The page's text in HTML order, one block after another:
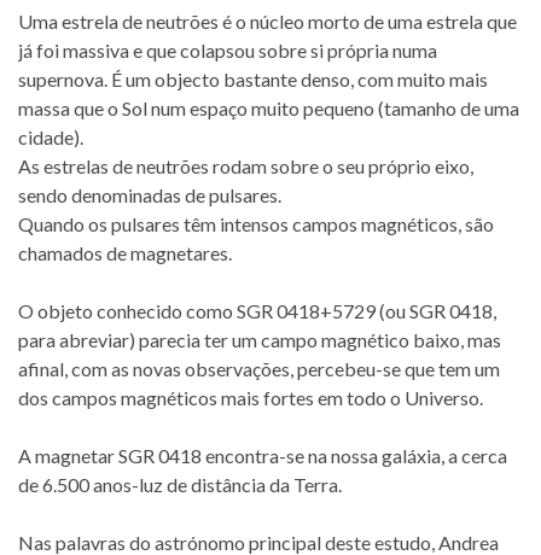
Uma estrela de neutrões é o núcleo morto de uma estrela que
já foi massiva e que colapsou sobre si própria numa
supernova. É um objecto bastante denso, com muito mais
massa que o Sol num espaço muito pequeno (tamanho de uma
cidade).
As estrelas de neutrões rodam sobre o seu próprio eixo,
sendo denominadas de pulsares.
Quando os pulsares têm intensos campos magnéticos, são
chamados de magnetares.
O objeto conhecido como SGR 0418+5729 (ou SGR 0418,
para abreviar) parecia ter um campo magnético baixo, mas
afinal, com as novas observações, percebeu-se que tem um
dos campos magnéticos mais fortes em todo o Universo.
A magnetar SGR 0418 encontra-se na nossa galáxia, a cerca
de 6.500 anos-luz de distância da Terra.
Nas palavras do astrónomo principal deste estudo, Andrea